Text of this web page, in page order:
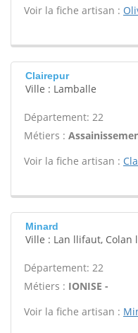
Voir la fiche artisan :
Clairepur
Ville : Lamballe
Département: 22
Métiers :
Voir la fiche artisan :
Minard
Ville : Lan llifaut, Colan
Département: 22
Métiers : IONISE -
Voir la fiche artisan :